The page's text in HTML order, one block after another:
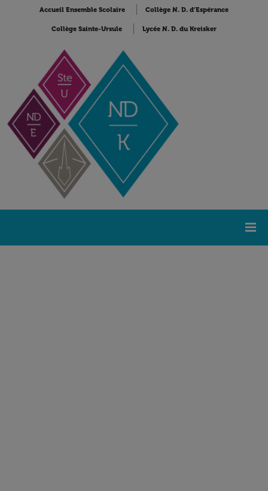
Accueil Ensemble Scolaire Collège N. D. d’Espérance
Collège Sainte-Ursule Lycée N. D. du Kreisker